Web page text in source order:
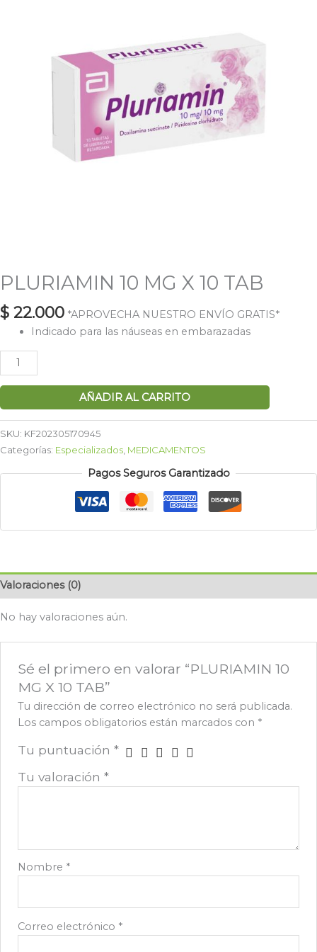
PLURIAMIN 10 MG X 10 TAB
$ 22.000 *APROVECHA NUESTRO ENVÍO GRATIS*
Indicado para las náuseas en embarazadas
AÑADIR AL CARRITO
SKU: KF202305170945
Categorías: Especializados MEDICAMENTOS
Pagos Seguros Garantizado
Valoraciones (0)
No hay valoraciones aún.
Sé el primero en valorar “PLURIAMIN 10
MG X 10 TAB”
Tu dirección de correo electrónico no será publicada.
Los campos obligatorios están marcados con *
Tu puntuación*
Tu valoración*
Nombre *
Correo electrónico *